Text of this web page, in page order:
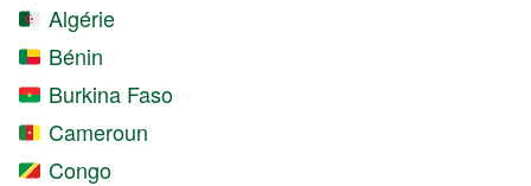
Algérie
Bénin
Burkina Faso
Cameroun
Congo